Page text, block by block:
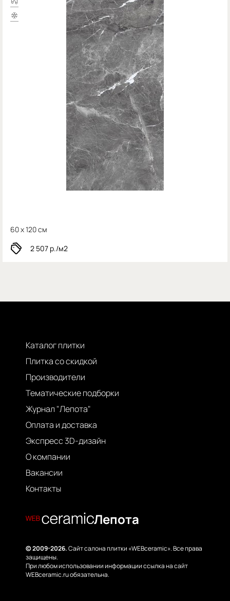
60 x 120 см
2 507 р./м2
Каталог плитки
Плитка со скидкой
Производители
Тематические подборки
Журнал "Лепота"
Оплата и доставка
Экспресс 3D-дизайн
О компании
Вакансии
Контакты
© 2009-2026.Сайт салона плитки «WEBceramic». Все права
защищены.
При любом использовании информации ссылка на сайт
WEBceramic.ru обязательна.
Лепота